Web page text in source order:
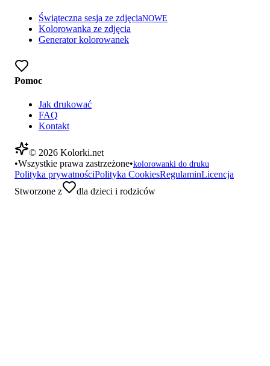
Świąteczna sesja ze zdjęciaNOWE
Kolorowanka ze zdjęcia
Generator kolorowanek
Pomoc
Jak drukować
FAQ
Kontakt
© 2026 Kolorki.net
•Wszystkie prawa zastrzeżone•kolorowanki do druku
Polityka prywatnościPolityka CookiesRegulaminLicencja
Stworzone z
dla dzieci i rodziców